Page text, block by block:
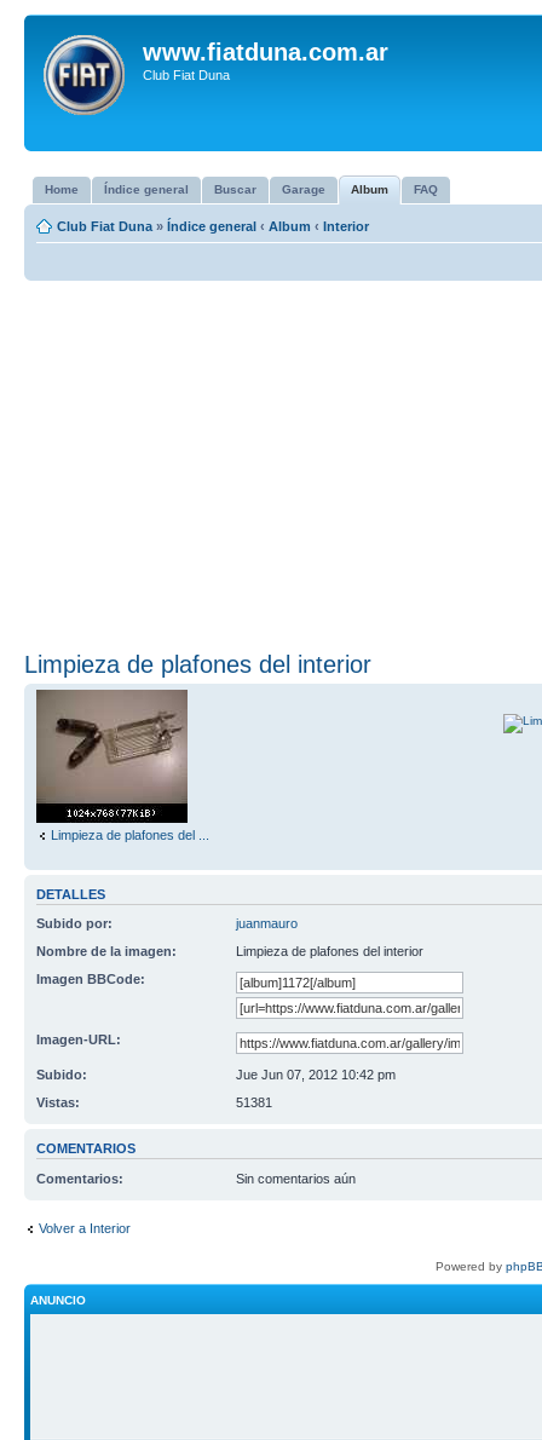
www.fiatduna.com.ar
Club Fiat Duna
Home Índice general Buscar Garage Album FAQ
Club Fiat Duna » Índice general ‹ Album ‹ Interior
Limpieza de plafones del interior
Limpieza de plafones del ...
DETALLES
Subido por:
juanmauro
Nombre de la imagen:
Limpieza de plafones del interior
Imagen BBCode:
Imagen-URL:
Subido:
Jue Jun 07, 2012 10:42 pm
Vistas:
51381
COMENTARIOS
Comentarios: Sin comentarios aún
Volver a Interior
Powered by
ANUNCIO